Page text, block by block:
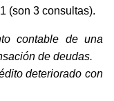
(son 3 consultas).
contable de una
de deudas.
deteriorado con